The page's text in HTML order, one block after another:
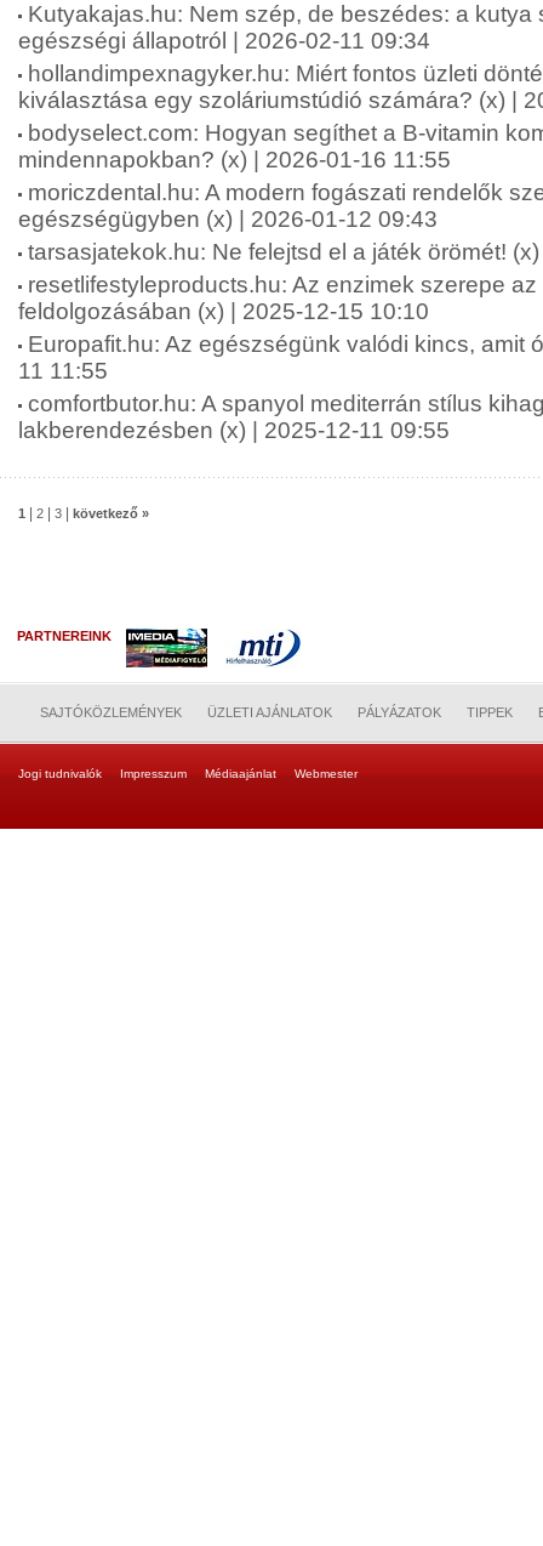
Kutyakajas.hu: Nem szép, de beszédes: a kutya
egészségi állapotról | 2026-02-11 09:34
hollandimpexnagyker.hu: Miért fontos üzleti
kiválasztása egy szoláriumstúdió számára? (x) |
bodyselect.com: Hogyan segíthet a B-vitamin
mindennapokban? (x) | 2026-01-16 11:55
moriczdental.hu: A modern fogászati rendelők
egészségügyben (x) | 2026-01-12 09:43
tarsasjatekok.hu: Ne felejtsd el a játék örömét!
resetlifestyleproducts.hu: Az enzimek szerepe
feldolgozásában (x) | 2025-12-15 10:10
Europafit.hu: Az egészségünk valódi kincs, amit
11 11:55
comfortbutor.hu: A spanyol mediterrán stílus
lakberendezésben (x) | 2025-12-11 09:55
1 2 3 következő »
PARTNEREINK
SAJTÓKÖZLEMÉNYEK ÜZLETI AJÁNLATOK PÁLYÁZATOK TIPPEK
Jogi tudnivalók Impresszum Médiaajánlat Webmester